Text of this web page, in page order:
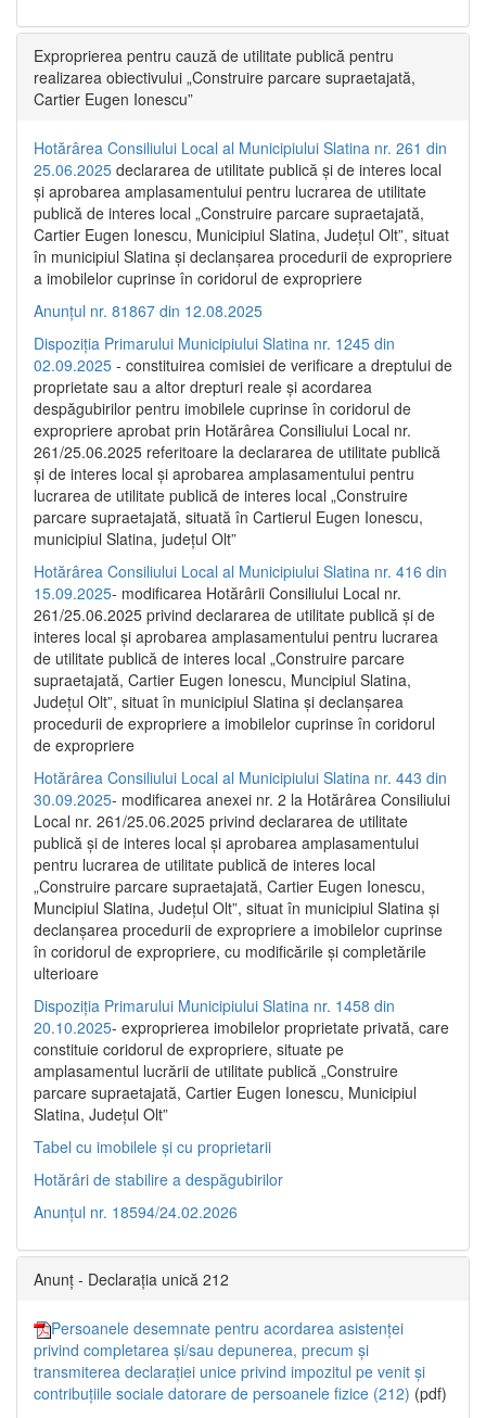
Exproprierea pentru cauză de utilitate publică pentru
realizarea obiectivului „Construire parcare supraetajată,
Cartier Eugen Ionescu”
Hotărârea Consiliului Local al Municipiului Slatina nr. 261 din
25.06.2025 declararea de utilitate publică și de interes local
și aprobarea amplasamentului pentru lucrarea de utilitate
publică de interes local „Construire parcare supraetajată,
Cartier Eugen Ionescu, Municipiul Slatina, Județul Olt”, situat
în municipiul Slatina și declanșarea procedurii de expropriere
a imobilelor cuprinse în coridorul de expropriere
Anunțul nr. 81867 din 12.08.2025
Dispoziția Primarului Municipiului Slatina nr. 1245 din
02.09.2025 - constituirea comisiei de verificare a dreptului de
proprietate sau a altor drepturi reale și acordarea
despăgubirilor pentru imobilele cuprinse în coridorul de
expropriere aprobat prin Hotărârea Consiliului Local nr.
261/25.06.2025 referitoare la declararea de utilitate publică
și de interes local și aprobarea amplasamentului pentru
lucrarea de utilitate publică de interes local „Construire
parcare supraetajată, situată în Cartierul Eugen Ionescu,
municipiul Slatina, județul Olt”
Hotărârea Consiliului Local al Municipiului Slatina nr. 416 din
15.09.2025- modificarea Hotărârii Consiliului Local nr.
261/25.06.2025 privind declararea de utilitate publică și de
interes local și aprobarea amplasamentului pentru lucrarea
de utilitate publică de interes local „Construire parcare
supraetajată, Cartier Eugen Ionescu, Muncipiul Slatina,
Județul Olt”, situat în municipiul Slatina și declanșarea
procedurii de expropriere a imobilelor cuprinse în coridorul
de expropriere
Hotărârea Consiliului Local al Municipiului Slatina nr. 443 din
30.09.2025- modificarea anexei nr. 2 la Hotărârea Consiliului
Local nr. 261/25.06.2025 privind declararea de utilitate
publică şi de interes local şi aprobarea amplasamentului
pentru lucrarea de utilitate publică de interes local
„Construire parcare supraetajată, Cartier Eugen Ionescu,
Muncipiul Slatina, Judeţul Olt”, situat în municipiul Slatina şi
declanşarea procedurii de expropriere a imobilelor cuprinse
în coridorul de expropriere, cu modificările şi completările
ulterioare
Dispoziția Primarului Municipiului Slatina nr. 1458 din
20.10.2025- exproprierea imobilelor proprietate privată, care
constituie coridorul de expropriere, situate pe
amplasamentul lucrării de utilitate publică „Construire
parcare supraetajată, Cartier Eugen Ionescu, Municipiul
Slatina, Județul Olt”
Tabel cu imobilele și cu proprietarii
Hotărâri de stabilire a despăgubirilor
Anunțul nr. 18594/24.02.2026
Anunț - Declarația unică 212
Persoanele desemnate pentru acordarea asistenței
privind completarea și/sau depunerea, precum și
transmiterea declarației unice privind impozitul pe venit și
contribuțiile sociale datorare de persoanele fizice (212) (pdf)